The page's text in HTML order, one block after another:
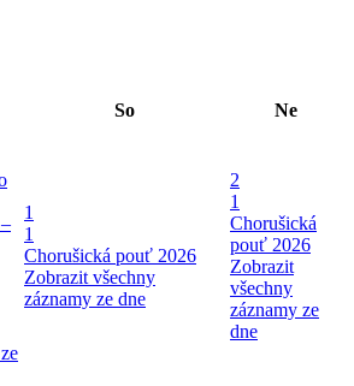
So Ne
1
1
Chorušická pouť 2026
Zobrazit všechny
záznamy ze dne
2
1
Chorušická
pouť 2026
Zobrazit
všechny
záznamy ze
dne